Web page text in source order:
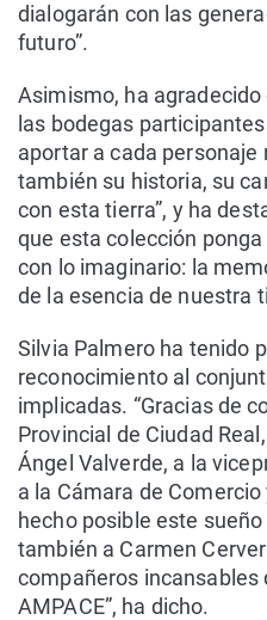
dialogarán con las
futuro”.
Asimismo, ha
las bodegas
aportar a cada personaje
también su historia, su
con esta tierra”, y ha
que esta colección
con lo imaginario: la
de la esencia de nuestra
Silvia Palmero ha tenido
reconocimiento al
implicadas. “Gracias de
Provincial de Ciudad
Ángel Valverde, a la
a la Cámara de
hecho posible este
también a Carmen
compañeros incansables
AMPACE”, ha dicho.